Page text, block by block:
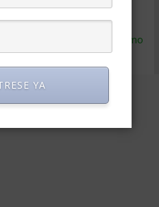
el spam.
Aprende cómo
comentarios.
YA